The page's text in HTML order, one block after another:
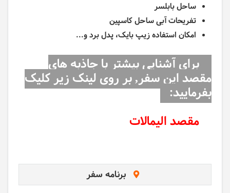
ساحل بابلسر
تفریحات آبی ساحل کاسپین
امکان استفاده زیپ بایک، پدل برد و...
برای آشنایی بیشتر با جاذبه های
مقصد این سفر, بر روی لینک زیر کلیک
بفرمایید:
مقصد الیمالات
برنامه سفر